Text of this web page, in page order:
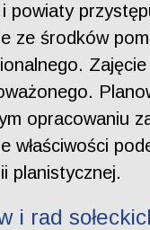
powiaty
ze środków
opracowaniu
właściwości
planistycznej.
i rad